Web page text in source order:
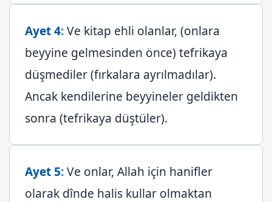
Ayet 4:Ve kitap ehli olanlar, (onlara
beyyine gelmesinden önce) tefrikaya
düşmediler (fırkalara ayrılmadılar).
Ancak kendilerine beyyineler geldikten
sonra (tefrikaya düştüler).
Ayet 5:Ve onlar, Allah için hanifler
olarak dînde halis kullar olmaktan